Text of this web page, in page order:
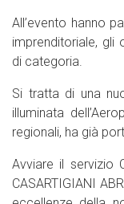
All’evento hanno
imprenditoriale, gli
di categoria.
Si tratta di una
illuminata
regionali, ha già
Avviare il servizio
CASARTIGIANI